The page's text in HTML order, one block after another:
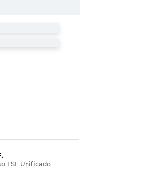
TSE Unificado